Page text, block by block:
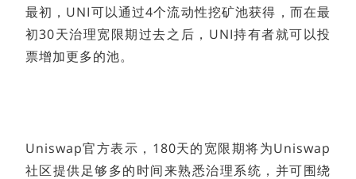
最初，UNI可以通过4个流动性挖矿池获得，而在最
初30天治理宽限期过去之后，UNI持有者就可以投
票增加更多的池。
Uniswap官方表示，180天的宽限期将为Uniswap
社区提供足够多的时间来熟悉治理系统，并可围绕